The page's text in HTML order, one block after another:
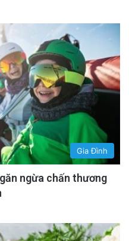
Gia Đình
ngừa chấn thương